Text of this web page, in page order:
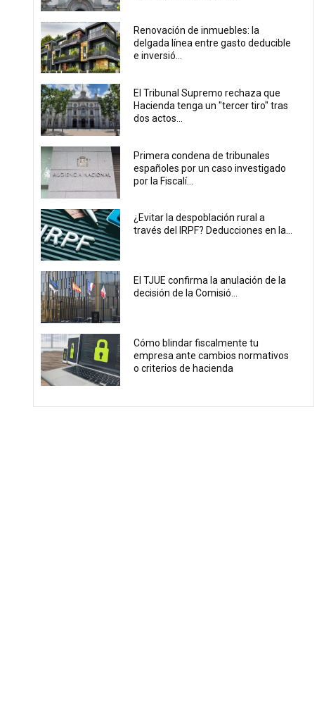
Renovación de inmuebles: la
delgada línea entre gasto deducible
e inversió...
El Tribunal Supremo rechaza que
Hacienda tenga un "tercer tiro" tras
dos actos...
Primera condena de tribunales
españoles por un caso investigado
por la Fiscalí...
¿Evitar la despoblación rural a
través del IRPF? Deducciones en la...
El TJUE confirma la anulación de la
decisión de la Comisió...
Cómo blindar fiscalmente tu
empresa ante cambios normativos
o criterios de hacienda